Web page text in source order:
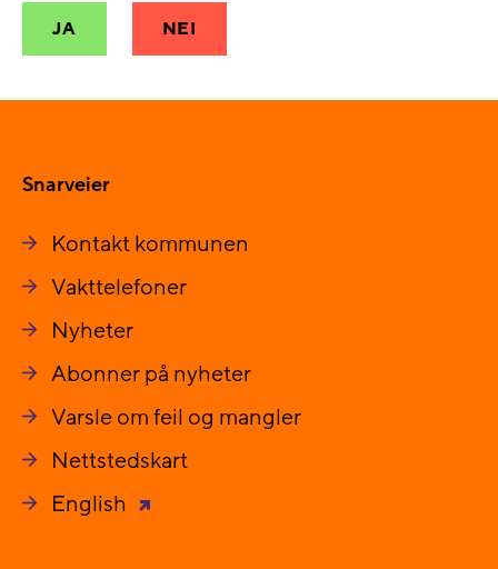
JA NEI
Snarveier
Kontakt kommunen
Vakttelefoner
Nyheter
Abonner på nyheter
Varsle om feil og mangler
Nettstedskart
English